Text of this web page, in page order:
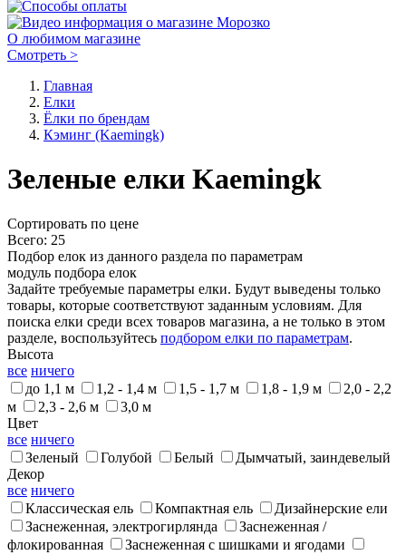
О любимом магазине
Смотреть >
Главная
Елки
Ёлки по брендам
Кэминг (Kaemingk)
Зеленые елки Kaemingk
Cортировать по цене
Всего: 25
Подбор елок из данного раздела по параметрам
модуль подбора елок
Задайте требуемые параметры елки. Будут выведены только
товары, которые соответствуют заданным условиям. Для
поиска елки среди всех товаров магазина, а не только в этом
разделе, воспользуйтесь подбором елки по параметрам.
Высота
все ничего
до 1,1 м
1,2 - 1,4 м 1,5 - 1,7 м 1,8 - 1,9 м
2,0 - 2,2
м
2,3 - 2,6 м
3,0 м
Цвет
все ничего
Зеленый
Голубой Белый
Дымчатый, заиндевелый
Декор
все ничего
Классическая ель
Компактная ель
Дизайнерские ели
Заснеженная, электрогирлянда
Заснеженная /
флокированная
Заснеженная с шишками и ягодами